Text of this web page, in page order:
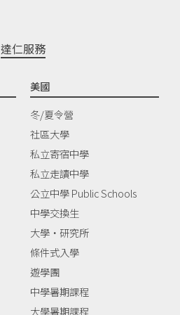
達仁服務
美國
冬/夏令營
社區大學
私立寄宿中學
私立走讀中學
公立中學 Public Schools
中學交換生
大學‧研究所
條件式入學
遊學團
中學暑期課程
大學暑期課程